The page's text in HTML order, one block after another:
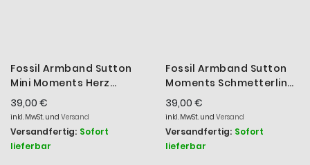
Fossil Armband Sutton
Mini Moments Herz
Metall Gold-Ton
JA7314710
39,00 €
inkl. MwSt. und Versand
Versandfertig: Sofort
lieferbar
Fossil Armband Sutton
Moments Schmetterling
Metall Gold-Ton
JA7309710
39,00 €
inkl. MwSt. und Versand
Versandfertig: Sofort
lieferbar